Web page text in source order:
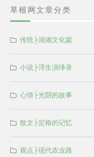
草根网文章分类
传统├湖湘文化篇
小说├浮生演绎录
心情├光阴的故事
散文├定格的记忆
观点├现代农业路